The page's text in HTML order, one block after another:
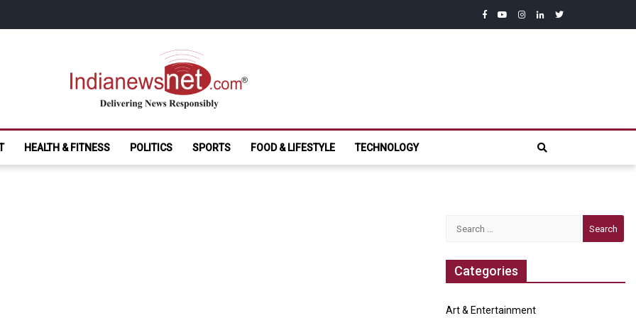
facebook
youtubeinstagram
linkedintwitter
India News Net.com
HEALTH & FITNESS POLITICS SPORTS FOOD & LIFESTYLE TECHNOLOGY
Categories
Art & Entertainment